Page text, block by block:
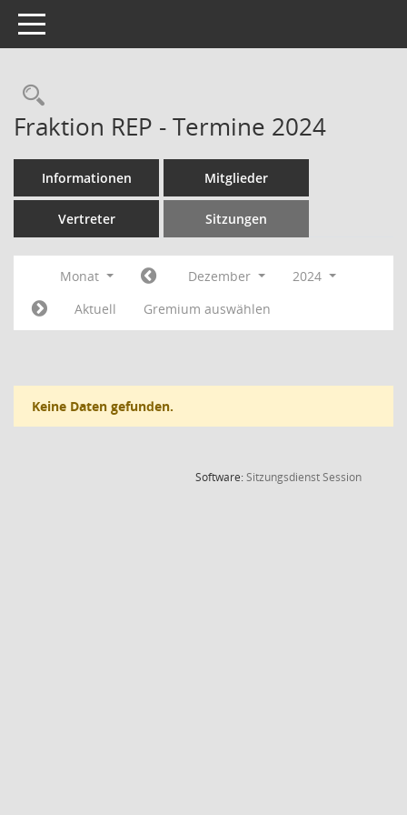
Toggle navigation
Rechercheauswahl
Fraktion REP - Termine 2024
Informationen Mitglieder
Vertreter Sitzungen
Monat Dezember
2024
Aktuell
Gremium auswählen
Keine Daten gefunden.
Software:SitzungsdienstSession(Wird in